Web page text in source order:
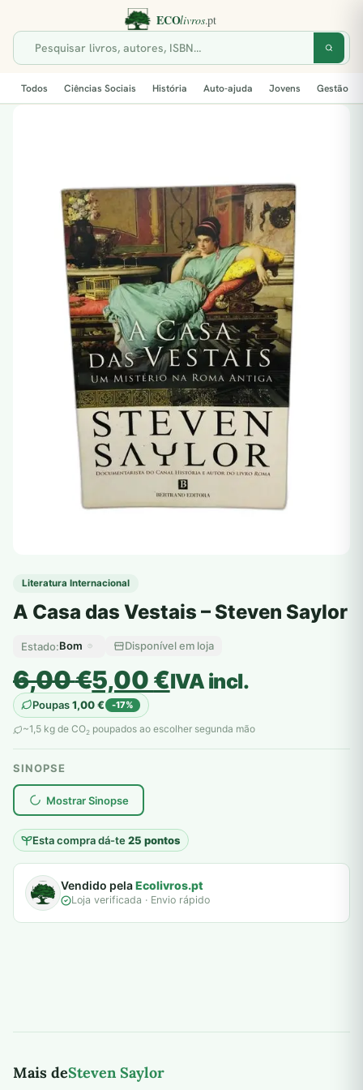
Todos Ciências Sociais História Auto-ajuda Jovens Gestão
Literatura Internacional
A Casa das Vestais – Steven Saylor
Estado:Bom Disponível em loja
6,00€
O
preço
original
era:
6,00 €.
5,00€
O
preço
atual
é:
5,00 €.
IVA incl.
Poupas1,00€ -17%
~1,5 kg de CO2 poupados ao escolher segunda mão
SINOPSE
Mostrar Sinopse
Esta compra dá-te25 pontos
plantar árvores reais
Vendido pelaEcolivros.pt
Loja verificada · Envio rápido
Mais deSteven Saylor